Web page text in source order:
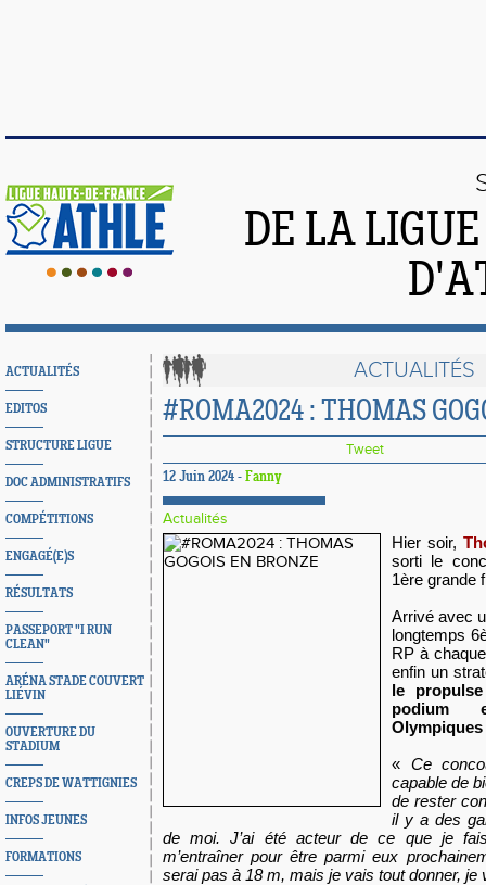
DE LA
ACTUALITÉS
EDITOS
STRUCTURE LIGUE
DOC ADMINISTRATIFS
COMPÉTITIONS
ENGAGÉ(E)S
RÉSULTATS
PASSEPORT "I RUN
CLEAN"
ARÉNA STADE COUVERT
LIÉVIN
OUVERTURE DU
STADIUM
CREPS DE WATTIGNIES
INFOS JEUNES
FORMATIONS
ACTUALITÉS
#ROMA2024 : THOMAS
Tweet
12 Juin 2024 - Fanny
Actualités
Hier soir,
sorti le
1ère grande
Arrivé avec
longtemps
RP à
enfin un
le
podium
Olympiques
« Ce
capable de
de rester
il y a des
de moi. J’ai été acteur de ce que je
m’entraîner pour être parmi eux
serai pas à 18 m, mais je vais tout donner, je